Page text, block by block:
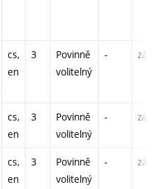
cs,
en
3
Povinně
volitelný
- zá,zk
cs,
en
3
Povinně
volitelný
- zá,zk
cs,
en
3
Povinně
volitelný
- zá